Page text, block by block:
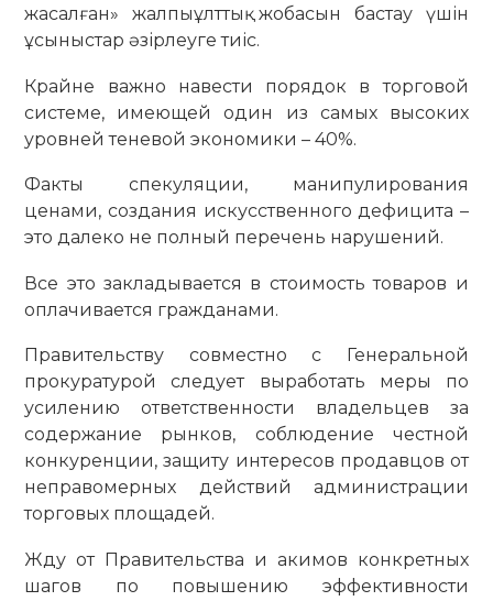
жасалған» жалпыұлттық жобасын бастау үшін
ұсыныстар әзірлеуге тиіс.
Крайне важно навести порядок в торговой
системе, имеющей один из самых высоких
уровней теневой экономики – 40%.
Факты спекуляции, манипулирования
ценами, создания искусственного дефицита –
это далеко не полный перечень нарушений.
Все это закладывается в стоимость товаров и
оплачивается гражданами.
Правительству совместно с Генеральной
прокуратурой следует выработать меры по
усилению ответственности владельцев за
содержание рынков, соблюдение честной
конкуренции, защиту интересов продавцов от
неправомерных действий администрации
торговых площадей.
Жду от Правительства и акимов конкретных
шагов по повышению эффективности